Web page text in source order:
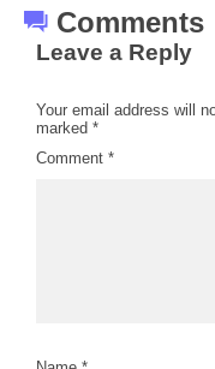
Comments
Leave a Reply
Your email address will
marked *
Comment *